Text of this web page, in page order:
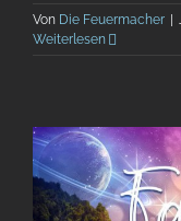
Von Die Feuermacher |
Weiterlesen